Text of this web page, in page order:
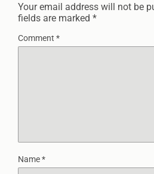
Your email address will not be
fields are marked *
Comment *
Name*